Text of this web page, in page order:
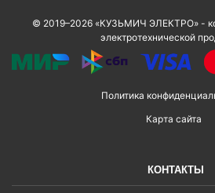
© 2019–2026 «КУЗЬМИЧ ЭЛЕКТРО» -
электротехнической
Политика
Карта сайта
КОНТАКТЫ